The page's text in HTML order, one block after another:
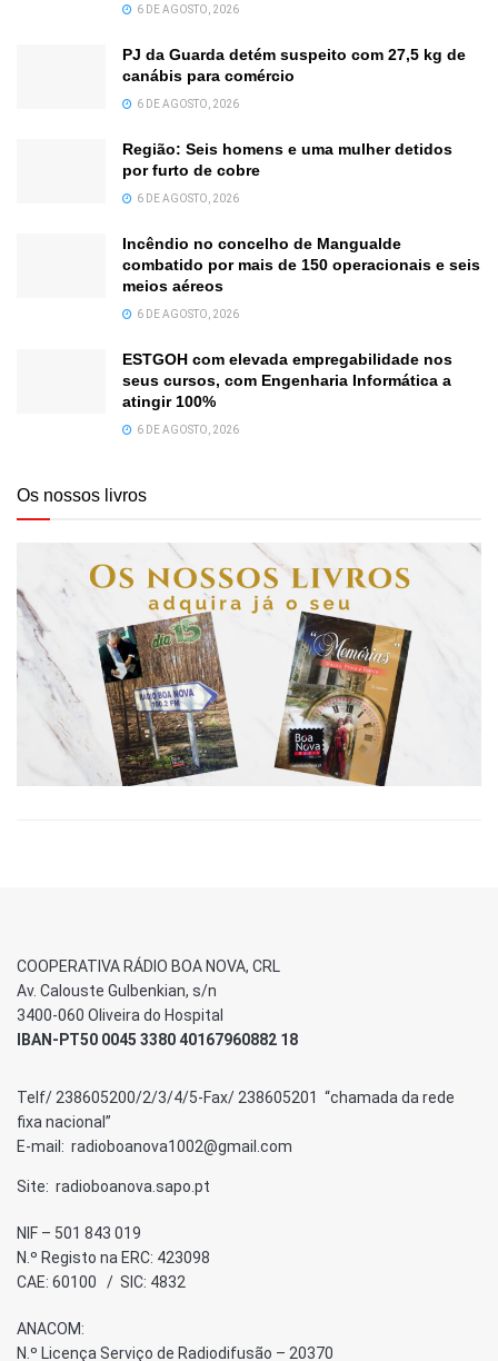
6 DE AGOSTO, 2026
PJ da Guarda detém suspeito com 27,5 kg de
canábis para comércio
6 DE AGOSTO, 2026
Região: Seis homens e uma mulher detidos
por furto de cobre
6 DE AGOSTO, 2026
Incêndio no concelho de Mangualde
combatido por mais de 150 operacionais e seis
meios aéreos
6 DE AGOSTO, 2026
ESTGOH com elevada empregabilidade nos
seus cursos, com Engenharia Informática a
atingir 100%
6 DE AGOSTO, 2026
Os nossos livros
COOPERATIVA RÁDIO BOA NOVA, CRL
Av. Calouste Gulbenkian, s/n
3400-060 Oliveira do Hospital
IBAN-PT50 0045 3380 40167960882 18
Telf/ 238605200/2/3/4/5-Fax/ 238605201 “chamada da rede
fixa nacional”
E-mail: radioboanova1002@gmail.com
Site: radioboanova.sapo.pt
NIF – 501 843 019
N.º Registo na ERC: 423098
CAE: 60100 / SIC: 4832
ANACOM:
N.º Licença Serviço de Radiodifusão – 20370